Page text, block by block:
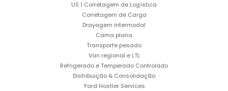
US 1 Corretagem de Logística
Corretagem de Carga
Drayagem intermodal
Cama plana
Transporte pesado
Van regional e LTL
Refrigerado e Temperado Controlado
Distribuição & Consolidação
Yard Hostler Services